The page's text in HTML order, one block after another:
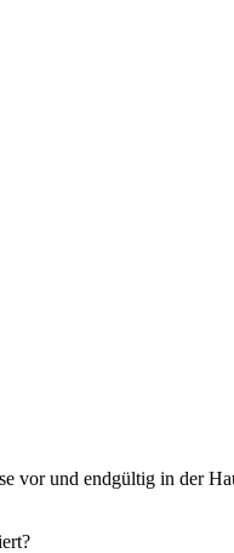
vor und endgültig in der